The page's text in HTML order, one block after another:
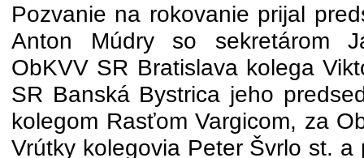
Pozvanie na rokovanie prijal
Anton Múdry so sekretárom
ObKVV SR Bratislava kolega
SR Banská Bystrica jeho
kolegom Rasťom Vargicom, za
Vrútky kolegovia Peter Švrlo st. a